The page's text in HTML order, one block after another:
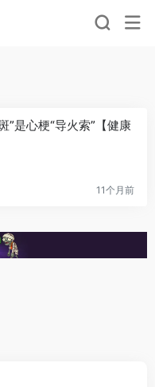
”是心梗“导火索”【健康
11个月前